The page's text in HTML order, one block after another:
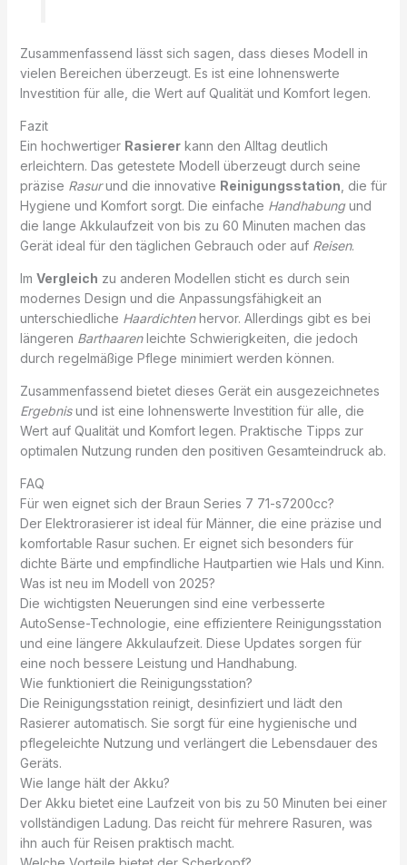
Zusammenfassend lässt sich sagen, dass dieses Modell in
vielen Bereichen überzeugt. Es ist eine lohnenswerte
Investition für alle, die Wert auf Qualität und Komfort legen.
Fazit
Ein hochwertiger Rasiererkann den Alltag deutlich
erleichtern. Das getestete Modell überzeugt durch seine
präzise Rasurund die innovative Reinigungsstation, die für
Hygiene und Komfort sorgt. Die einfache Handhabungund
die lange Akkulaufzeit von bis zu 60 Minuten machen das
Gerät ideal für den täglichen Gebrauch oder auf Reisen.
Im Vergleich zu anderen Modellen sticht es durch sein
modernes Design und die Anpassungsfähigkeit an
unterschiedliche Haardichtenhervor. Allerdings gibt es bei
längeren Barthaarenleichte Schwierigkeiten, die jedoch
durch regelmäßige Pflege minimiert werden können.
Zusammenfassend bietet dieses Gerät ein ausgezeichnetes
Ergebnisund ist eine lohnenswerte Investition für alle, die
Wert auf Qualität und Komfort legen. Praktische Tipps zur
optimalen Nutzung runden den positiven Gesamteindruck ab.
FAQ
Für wen eignet sich der Braun Series 7 71-s7200cc?
Der Elektrorasierer ist ideal für Männer, die eine präzise und
komfortable Rasur suchen. Er eignet sich besonders für
dichte Bärte und empfindliche Hautpartien wie Hals und Kinn.
Was ist neu im Modell von 2025?
Die wichtigsten Neuerungen sind eine verbesserte
AutoSense-Technologie, eine effizientere Reinigungsstation
und eine längere Akkulaufzeit. Diese Updates sorgen für
eine noch bessere Leistung und Handhabung.
Wie funktioniert die Reinigungsstation?
Die Reinigungsstation reinigt, desinfiziert und lädt den
Rasierer automatisch. Sie sorgt für eine hygienische und
pflegeleichte Nutzung und verlängert die Lebensdauer des
Geräts.
Wie lange hält der Akku?
Der Akku bietet eine Laufzeit von bis zu 50 Minuten bei einer
vollständigen Ladung. Das reicht für mehrere Rasuren, was
ihn auch für Reisen praktisch macht.